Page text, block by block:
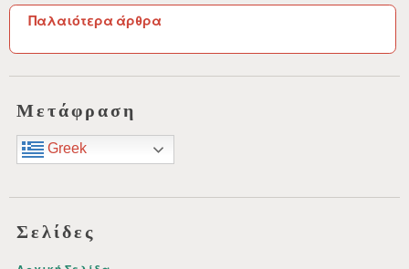
Π
λ
ο
ή
γ
η
σ
η
ά
Παλαιότερα άρθρα
Μετάφραση
Greek
Σελίδες